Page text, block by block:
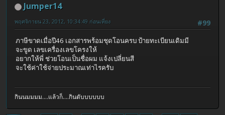
Jumper14
#99
พฤศจิกายน 23, 2012, 10:34:49 ก่อนเที่ยง
ภาษีขาดเมื่อปี46 เอกสารพร้อมชุดโอนครบ ป้ายทะเบียนเดิมมี
จะขูด เลขเครื่องเลขโครงให้
อยากให้พี่ ช่วยโอนเป็นชื่อผม แจ้งเปลี่ยนสี
จะใช้ค่าใช้จ่ายประมาณเท่าไรครับ
กินนมมมม....แล้วก็....กินตับบบบบบ